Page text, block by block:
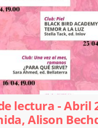
lectura - Abril
Alison